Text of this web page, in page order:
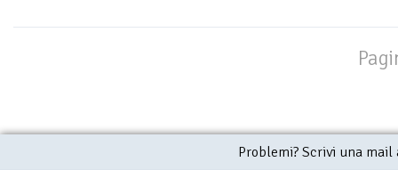
Problemi? Scrivi una